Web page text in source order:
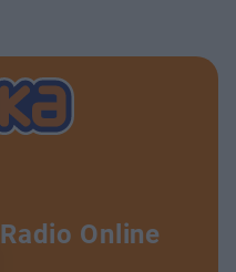
Radio Online